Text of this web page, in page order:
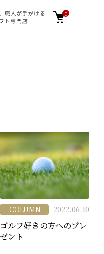
0
COLUMN 2022.06.10
ゴルフ好きの方へのプレ
ゼント